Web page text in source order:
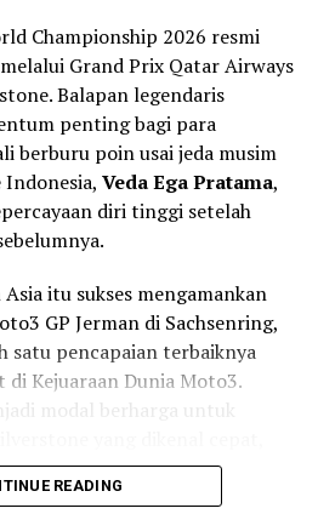
dalam dua balutan warna,Biru
. Menariknya, mesin 799 cc
produksi internal CFMoto
beberapa model KTM,
.
resmi dan jadwal peluncuran
CFMoto semakin percaya diri
berteknologi tinggi
Monster Hunter, DR-Z4S Tampil
Championship 2026 resmi
Grand Prix Qatar Airways
Balapan legendaris
penting bagi para
berburu poin usai jeda musim
Veda Ega Pratama,
diri tinggi setelah
itu sukses mengamankan
GP Jerman di Sachsenring,
satu pencapaian terbaiknya
di Kejuaraan Dunia Moto3.
modal berharga untuk
memiliki cuaca yang sulit
READING